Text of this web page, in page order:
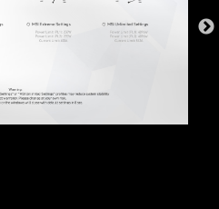
記憶體、PWM IC 和
流影響。這種主動防禦機